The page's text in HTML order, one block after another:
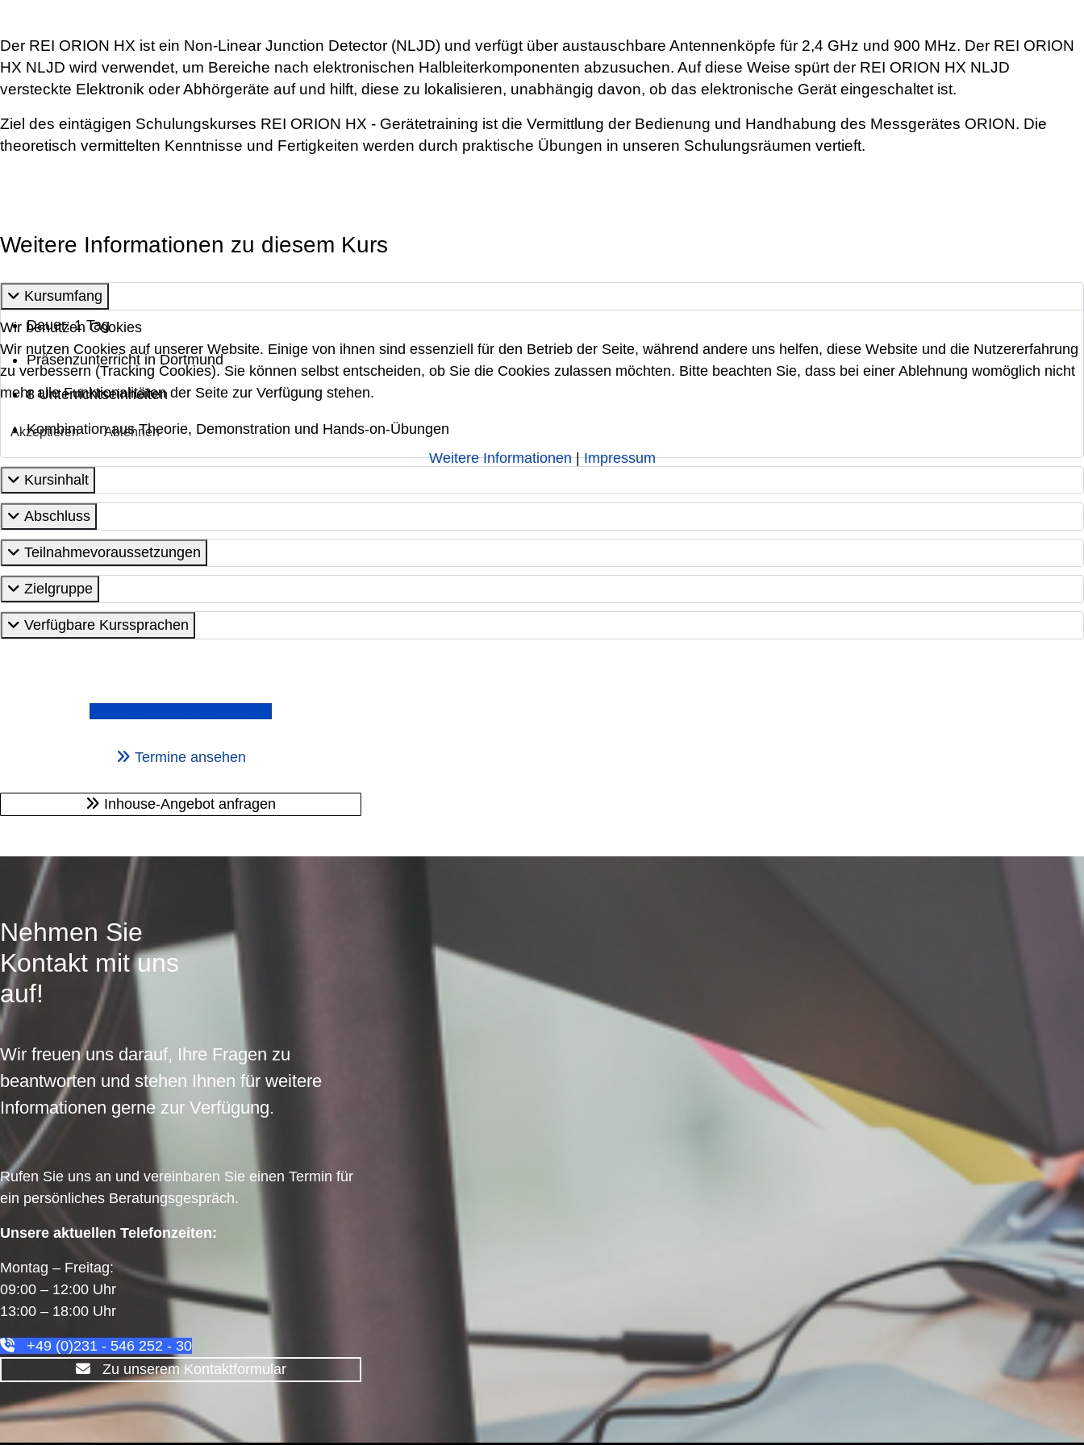
Der REI ORION HX ist ein Non-Linear Junction Detector (NLJD) und verfügt über austauschbare Antennenköpfe für 2,4 GHz und 900 MHz. Der REI ORION
HX NLJD wird verwendet, um Bereiche nach elektronischen Halbleiterkomponenten abzusuchen. Auf diese Weise spürt der REI ORION HX NLJD
versteckte Elektronik oder Abhörgeräte auf und hilft, diese zu lokalisieren, unabhängig davon, ob das elektronische Gerät eingeschaltet ist.
Ziel des eintägigen Schulungskurses REI ORION HX - Gerätetraining ist die Vermittlung der Bedienung und Handhabung des Messgerätes ORION. Die
theoretisch vermittelten Kenntnisse und Fertigkeiten werden durch praktische Übungen in unseren Schulungsräumen vertieft.
Weitere Informationen zu diesem Kurs
Kursumfang
Dauer: 1 Tag
Präsenzunterricht in Dortmund
8 Unterrichtseinheiten
Kombination aus Theorie, Demonstration und Hands-on-Übungen
Kursinhalt
Abschluss
Teilnahmevoraussetzungen
Zielgruppe
Verfügbare Kurssprachen
Termine ansehen
Inhouse-Angebot anfragen
Nehmen Sie
Kontakt mit uns
auf!
Wir freuen uns darauf, Ihre Fragen zu
beantworten und stehen Ihnen für weitere
Informationen gerne zur Verfügung.
Rufen Sie uns an und vereinbaren Sie einen Termin für
ein persönliches Beratungsgespräch.
Unsere aktuellen Telefonzeiten:
Montag – Freitag:
09:00 – 12:00 Uhr
13:00 – 18:00 Uhr
+49 (0)231 - 546 252 - 30
Zu unserem Kontaktformular
Wir benutzen Cookies
Wir nutzen Cookies auf unserer Website. Einige von ihnen sind essenziell für den Betrieb der Seite, während andere uns helfen, diese Website und die Nutzererfahrung
zu verbessern (Tracking Cookies). Sie können selbst entscheiden, ob Sie die Cookies zulassen möchten. Bitte beachten Sie, dass bei einer Ablehnung womöglich nicht
mehr alle Funktionalitäten der Seite zur Verfügung stehen.
Akzeptieren Ablehnen
Weitere Informationen|Impressum